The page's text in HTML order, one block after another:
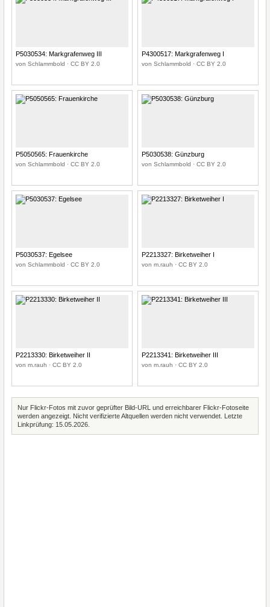
P5030534: Markgrafenweg III
von Schlammbold · CC BY 2.0
P4300517: Markgrafenweg I
von Schlammbold · CC BY 2.0
P5050565: Frauenkirche
von Schlammbold · CC BY 2.0
P5030538: Günzburg
von Schlammbold · CC BY 2.0
P5030537: Egelsee
von Schlammbold · CC BY 2.0
P2213327: Birketweiher I
von m.rauh · CC BY 2.0
P2213330: Birketweiher II
von m.rauh · CC BY 2.0
P2213341: Birketweiher III
von m.rauh · CC BY 2.0
Nur Flickr-Fotos mit zuvor geprüfter Bild-URL und erreichbarer Flickr-Fotoseite
werden angezeigt. Nicht verifizierte Altquellen werden nicht verwendet. Letzte
Linkprüfung: 15.05.2026.